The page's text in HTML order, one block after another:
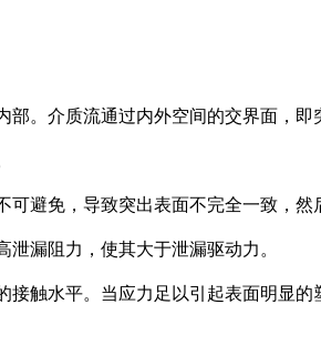
。介质流通过内外空间的交界面，
避免，导致突出表面不完全一致，
漏阻力，使其大于泄漏驱动力。
触水平。当应力足以引起表面明显